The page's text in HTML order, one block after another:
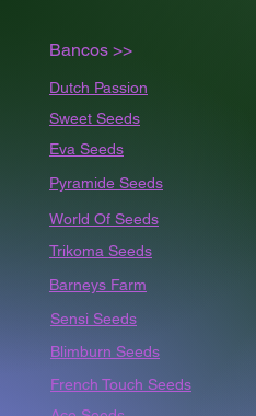
Bancos >>
Dutch Passion
Sweet Seeds
Eva Seeds
Pyramide Seeds
World Of Seeds
Trikoma Seeds
Barneys Farm
Sensi Seeds
Blimburn Seeds
French Touch Seeds